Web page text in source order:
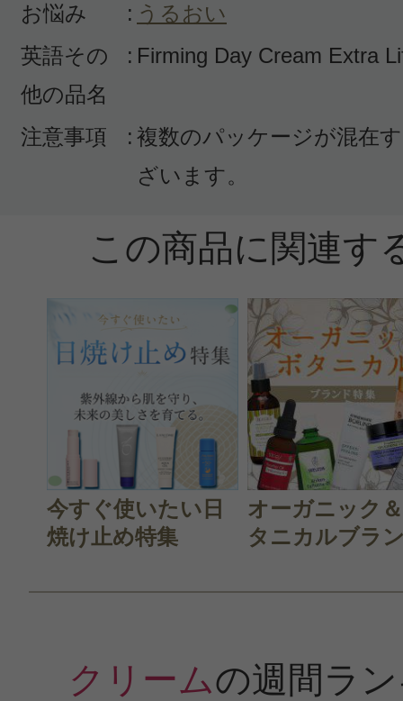
このコスメのレビューを書いて
クチコミを投稿する
CT会員様は、
マイページの「購
らクチコミ投稿すると1 商品に
ントプレゼント！
お悩み
: うるおい
英語その
他の品名
: Firming Day Cream Extra
注意事項 : 複数のパッケージが混在
ざいます。
この商品に関連す
今すぐ使いたい日
焼け止め特集
オーガニック
タニカルブラ
クリームの週間ラ